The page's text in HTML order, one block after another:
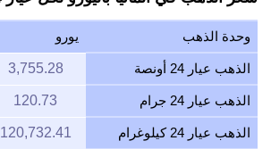
وحدة الذهب يورو
الذهب عيار 24 أونصة 3,755.28
الذهب عيار 24 جرام 120.73
الذهب عيار 24 كيلوغرام 120,732.41